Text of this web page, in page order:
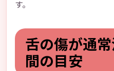
す。
舌の傷が通
間の目安